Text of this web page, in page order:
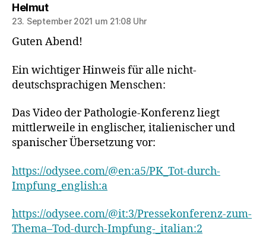
Helmutsagt:
23. September 2021 um 21:08 Uhr
Guten Abend!
Ein wichtiger Hinweis für alle nicht-
deutschsprachigen Menschen:
Das Video der Pathologie-Konferenz liegt
mittlerweile in englischer, italienischer und
spanischer Übersetzung vor:
https://odysee.com/@en:a5/PK_Tot-durch-
Impfung_english:a
https://odysee.com/@it:3/Pressekonferenz-zum-
Thema–Tod-durch-Impfung-_italian:2